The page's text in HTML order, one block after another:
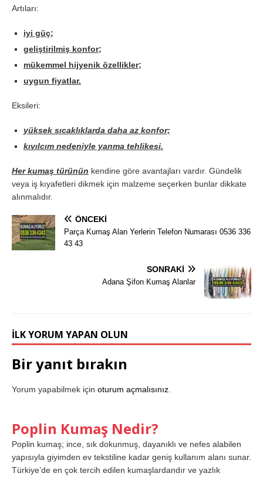
Artıları:
iyi güç;
geliştirilmiş konfor;
mükemmel hijyenik özellikler;
uygun fiyatlar.
Eksileri:
yüksek sıcaklıklarda daha az konfor;
kıvılcım nedeniyle yanma tehlikesi.
Her kumaş türünün kendine göre avantajları vardır. Gündelik
veya iş kıyafetleri dikmek için malzeme seçerken bunlar dikkate
alınmalıdır.
ÖNCEKI
Parça Kumaş Alan Yerlerin Telefon Numarası 0536 336
43 43
SONRAKI
Adana Şifon Kumaş Alanlar
İLK YORUM YAPAN OLUN
Bir yanıt bırakın
Yorum yapabilmek için oturum açmalısınız.
Poplin Kumaş Nedir?
Poplin kumaş; ince, sık dokunmuş, dayanıklı ve nefes alabilen
yapısıyla giyimden ev tekstiline kadar geniş kullanım alanı sunar.
Türkiye’de en çok tercih edilen kumaşlardandır ve yazlık